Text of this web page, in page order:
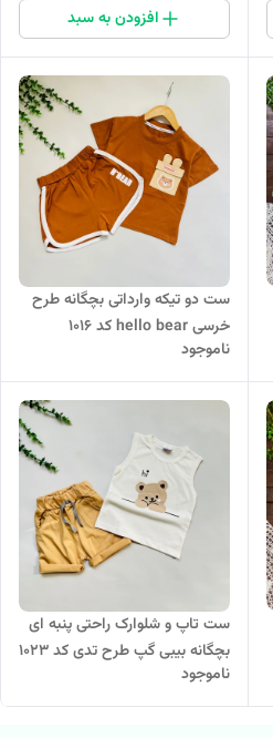
افزودن به سبد
ست دو تیکه وارداتی بچگانه طرح
خرسی hello bear کد 1016
ناموجود
ست تاپ و شلوارک راحتی پنبه ای
بچگانه بیبی گپ طرح تدی کد 1023
ناموجود